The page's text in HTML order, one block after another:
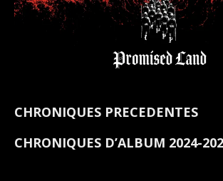
CHRONIQUES PRECEDENTES
CHRONIQUES D’ALBUM 2024-